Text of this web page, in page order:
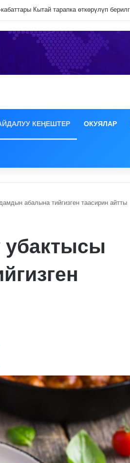
үчүн туура жууш ыкмасы айтылды
КЕҢЕШТЕР ОКУЯЛАР
абалына тийгизген таасирин айтты
убактысы